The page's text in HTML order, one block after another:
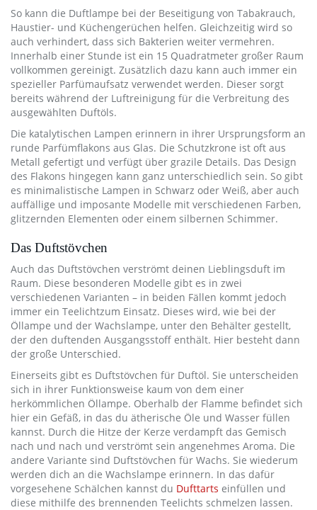
So kann die Duftlampe bei der Beseitigung von Tabakrauch,
Haustier- und Küchengerüchen helfen. Gleichzeitig wird so
auch verhindert, dass sich Bakterien weiter vermehren.
Innerhalb einer Stunde ist ein 15 Quadratmeter großer Raum
vollkommen gereinigt. Zusätzlich dazu kann auch immer ein
spezieller Parfümaufsatz verwendet werden. Dieser sorgt
bereits während der Luftreinigung für die Verbreitung des
ausgewählten Duftöls.
Die katalytischen Lampen erinnern in ihrer Ursprungsform an
runde Parfümflakons aus Glas. Die Schutzkrone ist oft aus
Metall gefertigt und verfügt über grazile Details. Das Design
des Flakons hingegen kann ganz unterschiedlich sein. So gibt
es minimalistische Lampen in Schwarz oder Weiß, aber auch
auffällige und imposante Modelle mit verschiedenen Farben,
glitzernden Elementen oder einem silbernen Schimmer.
Das Duftstövchen
Auch das Duftstövchen verströmt deinen Lieblingsduft im
Raum. Diese besonderen Modelle gibt es in zwei
verschiedenen Varianten – in beiden Fällen kommt jedoch
immer ein Teelichtzum Einsatz. Dieses wird, wie bei der
Öllampe und der Wachslampe, unter den Behälter gestellt,
der den duftenden Ausgangsstoff enthält. Hier besteht dann
der große Unterschied.
Einerseits gibt es Duftstövchen für Duftöl. Sie unterscheiden
sich in ihrer Funktionsweise kaum von dem einer
herkömmlichen Öllampe. Oberhalb der Flamme befindet sich
hier ein Gefäß, in das du ätherische Öle und Wasser füllen
kannst. Durch die Hitze der Kerze verdampft das Gemisch
nach und nach und verströmt sein angenehmes Aroma. Die
andere Variante sind Duftstövchen für Wachs. Sie wiederum
werden dich an die Wachslampe erinnern. In das dafür
vorgesehene Schälchen kannst du Dufttarts einfüllen und
diese mithilfe des brennenden Teelichts schmelzen lassen.